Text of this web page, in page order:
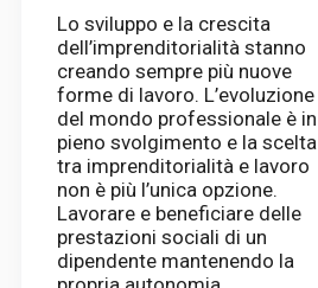
Lo sviluppo e la crescita
dell’imprenditorialità stanno
creando sempre più nuove
forme di lavoro. L’evoluzione
del mondo professionale è in
pieno svolgimento e la scelta
tra imprenditorialità e lavoro
non è più l’unica opzione.
Lavorare e beneficiare delle
prestazioni sociali di un
dipendente mantenendo la